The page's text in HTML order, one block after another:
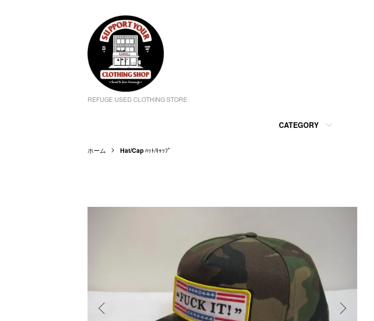
REFUGE USED CLOTHING STORE
CATEGORY
ホーム Hat/Capﾊｯﾄ/ｷｬｯﾌﾟ